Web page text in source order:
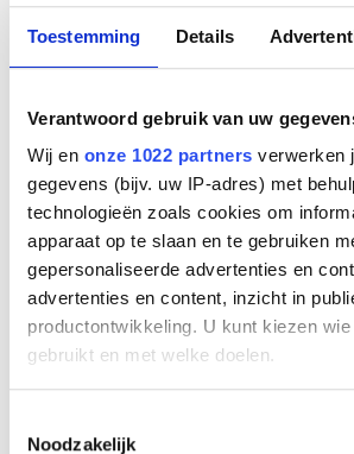
Toestemming Details
Verantwoord gebruik van uw
Wij en onze 1022 partners verwerken
gegevens (bijv. uw IP-adres) met
technologieën zoals cookies om
apparaat op te slaan en te gebruiken
gepersonaliseerde advertenties en
advertenties en content, inzicht in
productontwikkeling. U kunt kiezen
gebruikt en met welke doelen.
Informatie verzamelen over uw
Noodzakelijk
De Grieken en de Trojanen betwisten elkaar het
Matthias Kessels